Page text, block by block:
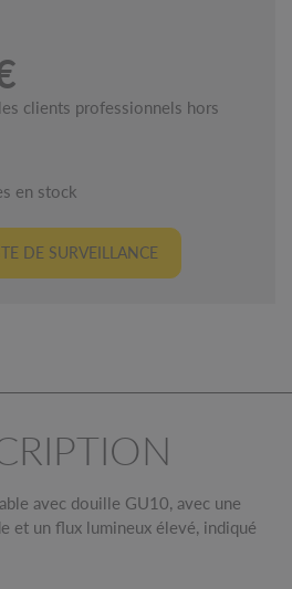
clients professionnels hors
en stock
DE SURVEILLANCE
avec douille GU10, avec une
et un flux lumineux élevé, indiqué